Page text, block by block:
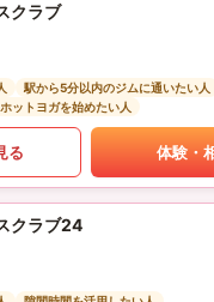
クラブ
駅から5分以内のジムに通いたい人
ホットヨガを始めたい人
る 体験・
クラブ24